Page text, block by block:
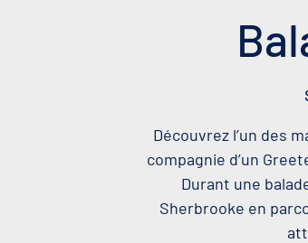
Découvrez l’un des
compagnie d’un
Durant une
Sherbrooke en